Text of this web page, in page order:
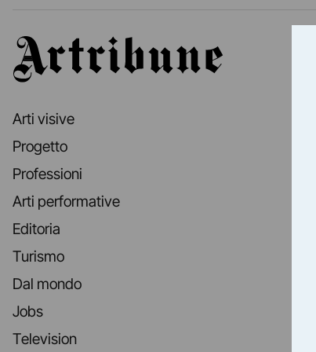
Artribune
Arti visive
Progetto
Professioni
Arti performative
Editoria
Turismo
Dal mondo
Jobs
Television